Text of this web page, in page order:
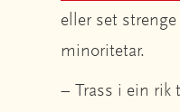
eller set
minoritetar.
– Trass i ein